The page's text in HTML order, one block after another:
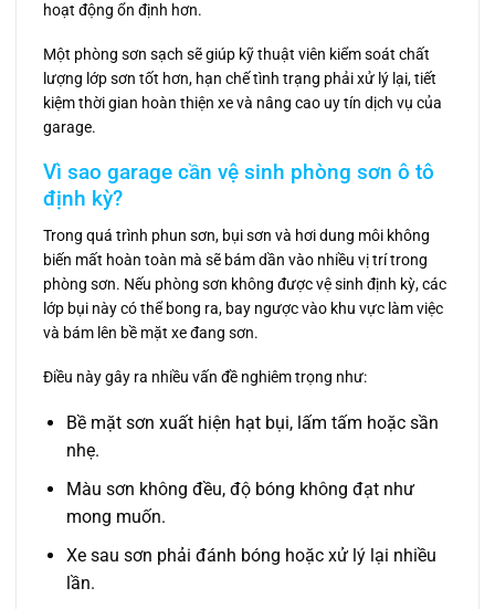
hoạt động ổn định hơn.
Một phòng sơn sạch sẽ giúp kỹ thuật viên kiểm soát chất
lượng lớp sơn tốt hơn, hạn chế tình trạng phải xử lý lại, tiết
kiệm thời gian hoàn thiện xe và nâng cao uy tín dịch vụ của
garage.
Vì sao garage cần vệ sinh phòng sơn ô tô
định kỳ?
Trong quá trình phun sơn, bụi sơn và hơi dung môi không
biến mất hoàn toàn mà sẽ bám dần vào nhiều vị trí trong
phòng sơn. Nếu phòng sơn không được vệ sinh định kỳ, các
lớp bụi này có thể bong ra, bay ngược vào khu vực làm việc
và bám lên bề mặt xe đang sơn.
Điều này gây ra nhiều vấn đề nghiêm trọng như:
Bề mặt sơn xuất hiện hạt bụi, lấm tấm hoặc sần
nhẹ.
Màu sơn không đều, độ bóng không đạt như
mong muốn.
Xe sau sơn phải đánh bóng hoặc xử lý lại nhiều
lần.